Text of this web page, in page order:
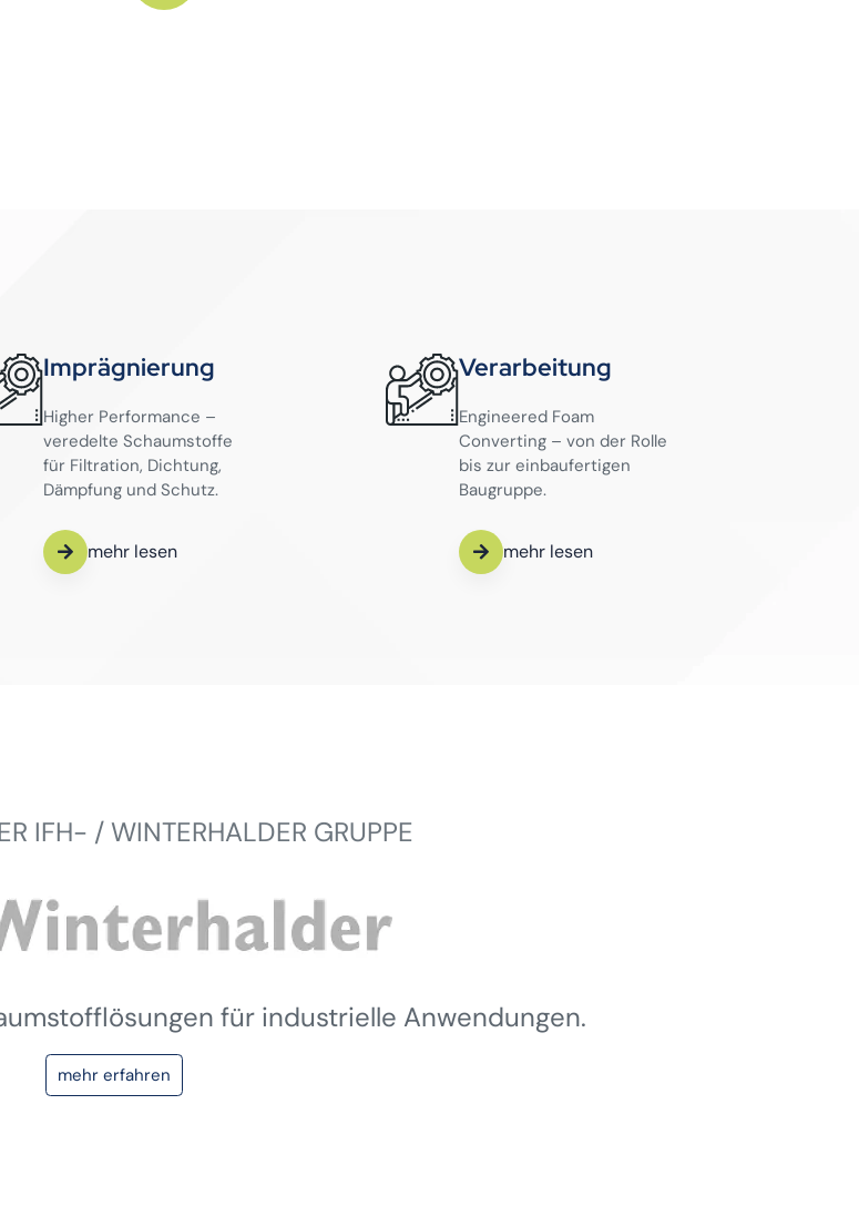
Imprägnierung
Higher Performance –
veredelte Schaumstoffe
für Filtration, Dichtung,
Dämpfung und Schutz.
mehr lesen
Verarbeitung
Engineered Foam
Converting – von der Rolle
bis zur einbaufertigen
Baugruppe.
mehr lesen
IFH- / WINTERHALDER GRUPPE
für industrielle Anwendungen.
mehr erfahren